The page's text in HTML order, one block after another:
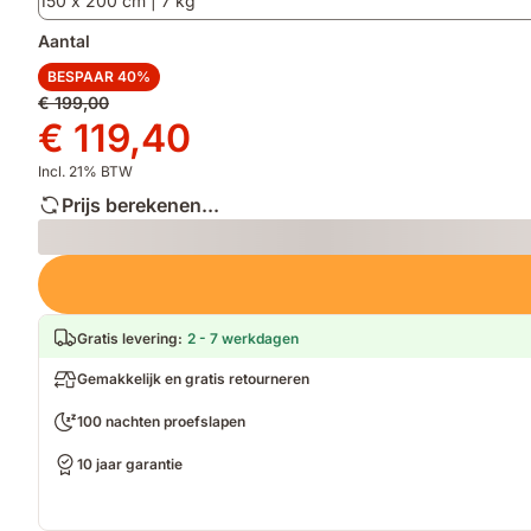
drukstimulatie
Aantal
BESPAAR 40%
Oorspronkelijke
prijs
€ 199,00
€ 199,00
Prijs
€ 119,40
€ 119,40
Incl. 21% BTW
Prijs berekenen...
Loading
Gratis levering: 2 - 7 werkdagen
Gemakkelijk en gratis retourneren
100 nachten proefslapen
10 jaar garantie